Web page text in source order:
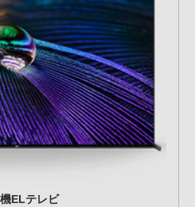
ELテレビ